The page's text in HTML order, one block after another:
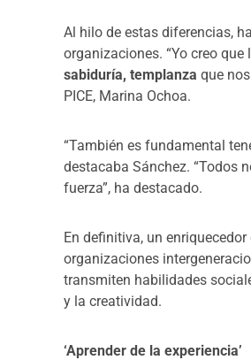
Al hilo de estas diferencias,
organizaciones. “Yo creo que
sabiduría, templanza que
PICE, Marina Ochoa.
“También es fundamental
destacaba Sánchez. “Todos
fuerza”, ha destacado.
En definitiva, un
organizaciones
transmiten habilidades
y la creatividad.
‘Aprender de la experiencia’